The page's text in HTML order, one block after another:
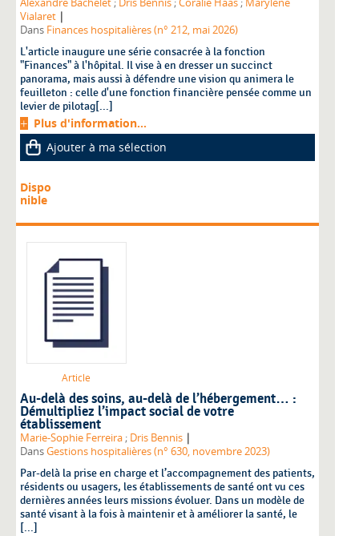
Alexandre Bachelet ; Dris Bennis ;Coralie Haas ; Marylène
Vialaret |
Dans Finances hospitalières (n° 212, mai 2026)
L'article inaugure une série consacrée à la fonction
"Finances" à l'hôpital. Il vise à en dresser un succinct
panorama, mais aussi à défendre une vision qu animera le
feuilleton : celle d'une fonction financière pensée comme un
levier de pilotag[...]
Plus d'information...
Ajouter à ma sélection
Dispo
nible
Article
Au-delà des soins, au-delà de l’hébergement… :
Démultipliez l’impact social de votre
établissement
Marie-Sophie Ferreira ; Dris Bennis |
DansGestions hospitalières (n° 630, novembre 2023)
Par-delà la prise en charge et l’accompagnement des patients,
résidents ou usagers, les établissements de santé ont vu ces
dernières années leurs missions évoluer. Dans un modèle de
santé visant à la fois à maintenir et à améliorer la santé, le
[...]